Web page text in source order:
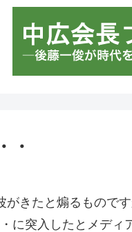
・
きたと煽るもので
に突入したとメディ